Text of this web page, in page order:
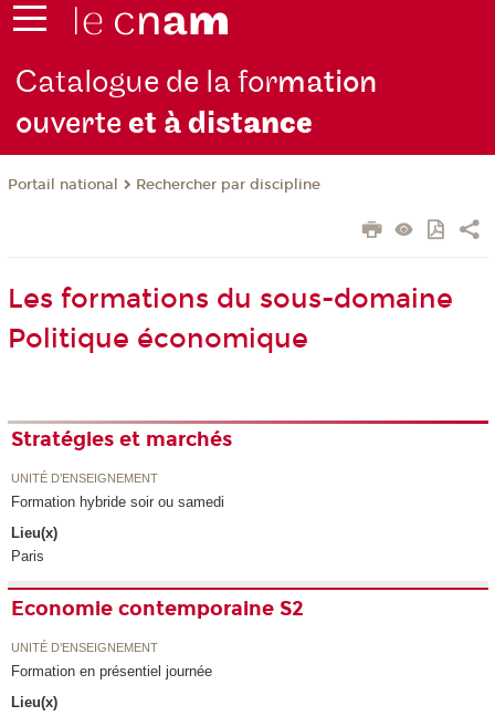
Catalogue de la formation
ouverteet à distance
Portail national Rechercher par discipline
Les formations du sous-domaine
Politique économique
Stratégies et marchés
UNITÉ D’ENSEIGNEMENT
Formation hybride soir ou samedi
Lieu(x)
Paris
Economie contemporaine S2
UNITÉ D’ENSEIGNEMENT
Formation en présentiel journée
Lieu(x)